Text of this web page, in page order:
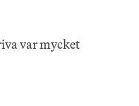
var mycket